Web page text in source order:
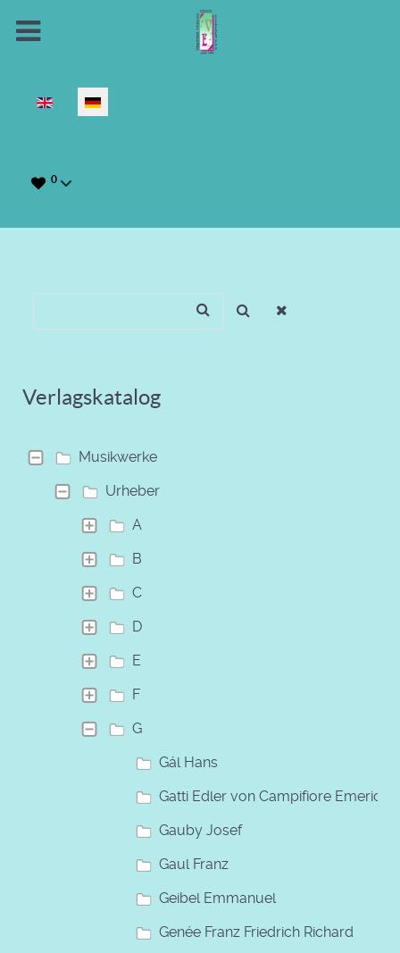
Sprache auswählen
0
Verlagskatalog
Musikwerke
Urheber
A
B
C
D
E
F
G
Gál Hans
Gatti Edler von Campifiore Emerich
Gauby Josef
Gaul Franz
Geibel Emmanuel
Genée Franz Friedrich Richard